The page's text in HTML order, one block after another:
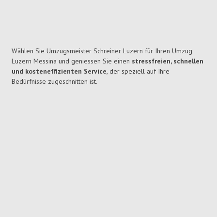
Wählen Sie Umzugsmeister Schreiner Luzern für Ihren Umzug
Luzern Messina und geniessen Sie einen stressfreien, schnellen
und kosteneffizienten Service, der speziell auf Ihre
Bedürfnisse zugeschnitten ist.